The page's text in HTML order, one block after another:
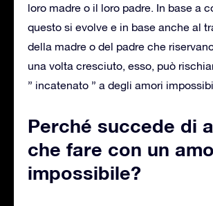
loro madre o il loro padre. In base a
questo si evolve e in base anche al
della madre o del padre che
una volta cresciuto, esso, può
” incatenato ” a degli amori
Perché succede di
che fare con un
impossibile?